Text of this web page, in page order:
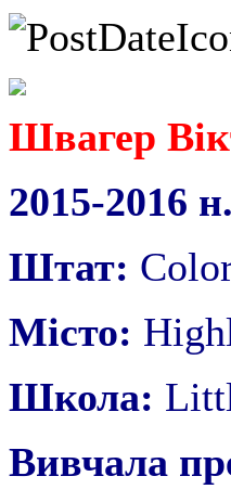
Швагер
2015-2016
Штат:
Місто:
Школа:
Вивчала